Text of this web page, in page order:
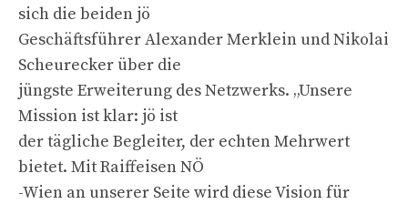
sich die beiden jö
Geschäftsführer Alexander Merklein und Nikolai
Scheurecker über die
jüngste Erweiterung des Netzwerks. „Unsere
Mission ist klar: jö ist
der tägliche Begleiter, der echten Mehrwert
bietet. Mit Raiffeisen NÖ
-Wien an unserer Seite wird diese Vision für